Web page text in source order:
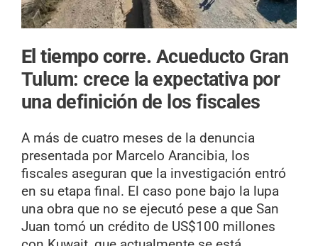
El tiempo corre. Acueducto Gran
Tulum: crece la expectativa por
una definición de los fiscales
A más de cuatro meses de la denuncia
presentada por Marcelo Arancibia, los
fiscales aseguran que la investigación entró
en su etapa final. El caso pone bajo la lupa
una obra que no se ejecutó pese a que San
Juan tomó un crédito de US$100 millones